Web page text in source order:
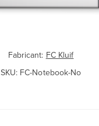
Fabricant: FC Kluif
SKU: FC-Notebook-No